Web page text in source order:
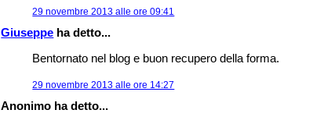
29 novembre 2013 alle ore 09:41
Giuseppe ha detto...
Bentornato nel blog e buon recupero della forma.
29 novembre 2013 alle ore 14:27
Anonimo ha detto...